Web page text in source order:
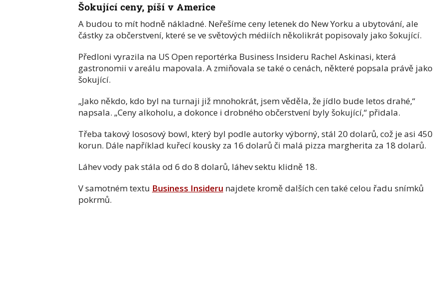
Šokující ceny, píší v Americe
A budou to mít hodně nákladné. Neřešíme ceny letenek do New Yorku a ubytování, ale
částky za občerstvení, které se ve světových médiích několikrát popisovaly jako šokující.
Předloni vyrazila na US Open reportérka Business Insideru Rachel Askinasi, která
gastronomii v areálu mapovala. A zmiňovala se také o cenách, některé popsala právě jako
šokující.
„Jako někdo, kdo byl na turnaji již mnohokrát, jsem věděla, že jídlo bude letos drahé,“
napsala. „Ceny alkoholu, a dokonce i drobného občerstvení byly šokující,“ přidala.
Třeba takový lososový bowl, který byl podle autorky výborný, stál 20 dolarů, což je asi 450
korun. Dále například kuřecí kousky za 16 dolarů či malá pizza margherita za 18 dolarů.
Láhev vody pak stála od 6 do 8 dolarů, láhev sektu klidně 18.
V samotném textu Business Insideru najdete kromě dalších cen také celou řadu snímků
pokrmů.